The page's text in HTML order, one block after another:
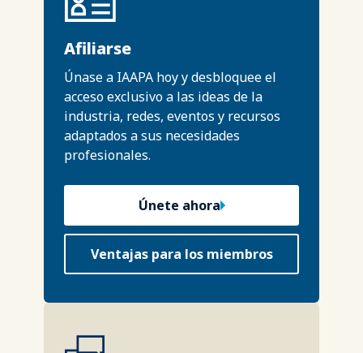
Afiliarse
Únase a IAAPA hoy y desbloquee el
acceso exclusivo a las ideas de la
industria, redes, eventos y recursos
adaptados a sus necesidades
profesionales.
Únete ahora
Ventajas para los miembros